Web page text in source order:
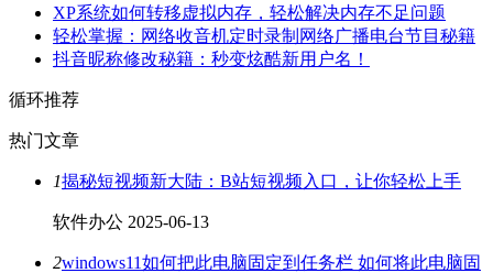
XP系统如何转移虚拟内存，轻松解决内存不足问题
轻松掌握：网络收音机定时录制网络广播电台节目秘籍
抖音昵称修改秘籍：秒变炫酷新用户名！
循环推荐
热门文章
1揭秘短视频新大陆：B站短视频入口，让你轻松上手
软件办公 2025-06-13
2windows11如何把此电脑固定到任务栏 如何将此电脑固